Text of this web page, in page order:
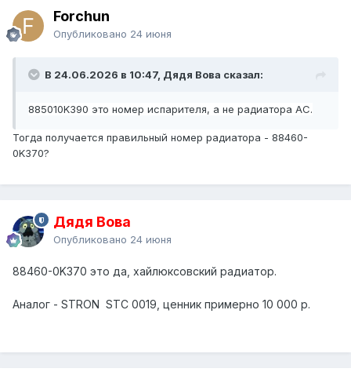
Forchun
Опубликовано 24 июня
В 24.06.2026 в 10:47, Дядя Вова сказал:
885010K390 это номер испарителя, а не радиатора АС.
Тогда получается правильный номер радиатора - 88460-
0K370?
Дядя Вова
Опубликовано 24 июня
88460-0K370 это да, хайлюксовский радиатор.
Аналог - STRON STC 0019, ценник примерно 10 000 р.